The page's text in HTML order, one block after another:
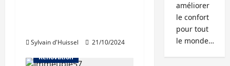
Sylvain d'Huissel 21/10/2024
Architecture
Rénovation
améliorer
le confort
pour tout
le monde…